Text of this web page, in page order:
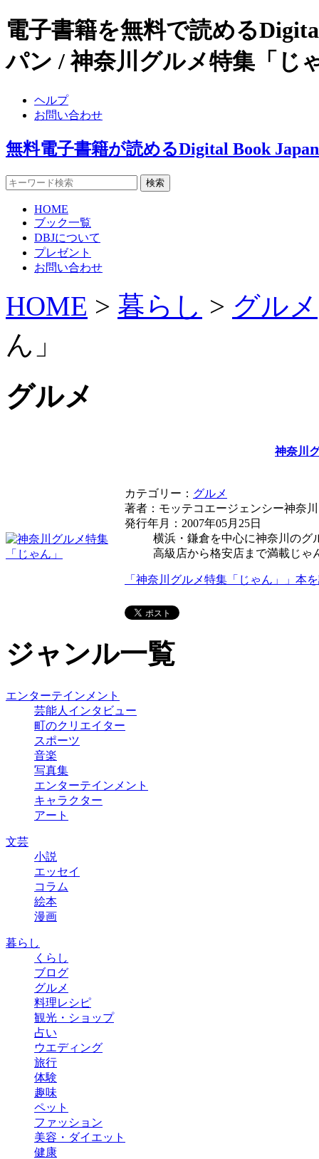
電子書籍を無料で読める
パン / 神奈川グルメ特集「じ
ヘルプ
お問い合わせ
無料電子書籍が読めるDigital Book
HOME
ブック一覧
DBJについて
プレゼント
お問い合わせ
HOME > 暮らし > グルメ
ん」
グルメ
神奈川
カテゴリー： グルメ
著者：モッテコエージェンシー神奈川
発行年月：2007年05月25日
横浜・鎌倉を中心に神奈川のグ
高級店から格安店まで満載じゃ
「神奈川グルメ特集「じゃん」」本
ジャンル一覧
エンターテインメント
芸能人インタビュー
町のクリエイター
スポーツ
音楽
写真集
エンターテインメント
キャラクター
アート
文芸
小説
エッセイ
コラム
絵本
漫画
暮らし
くらし
ブログ
グルメ
料理レシピ
観光・ショップ
占い
ウエディング
旅行
体験
趣味
ペット
ファッション
美容・ダイエット
健康